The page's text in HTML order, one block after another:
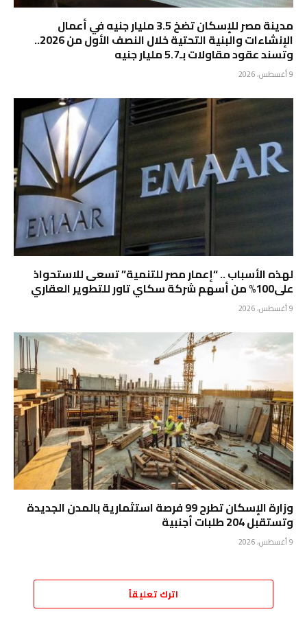
مدينة مصر للإسكان تضخ 3.5 مليار جنيه في أعمال
الإنشاءات والبنية التحتية خلال النصف الأول من 2026..
وتسند عقود مقاولات بـ5.7 مليار جنيه
9 أغسطس، 2026
لهذه الأسباب .. “إعمار مصر للتنمية” تسعى للاستحواذ
على100% من أسهم شركة سكاي تاور للتطوير العقاري
9 أغسطس، 2026
وزارة الإسكان تطرح 99 فرصة استثمارية بالمدن الجديدة
وتستقبل 204 طلبات أجنبية
9 أغسطس، 2026
اترك تعليقاً